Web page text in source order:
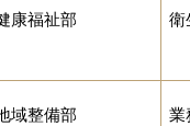
康福祉部 衛
域整備部 業